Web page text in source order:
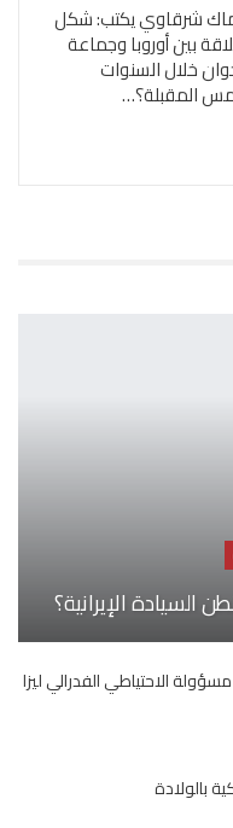
شرقاوي يكتب: شكل
بين أوروبا وجماعة
خلال السنوات
المقبلة؟…
الإيرانية؟
الاحتياطي الفدرالي ليزا
بالولادة